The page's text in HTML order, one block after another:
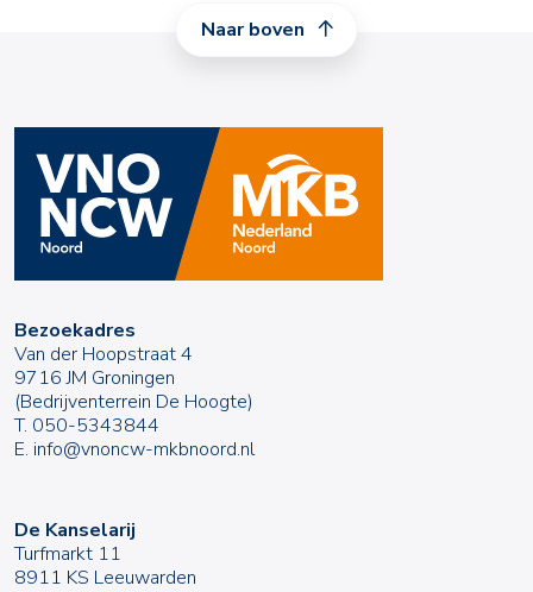
Naar boven
Bezoekadres
Van der Hoopstraat 4
9716 JM Groningen
(Bedrijventerrein De Hoogte)
T. 050-5343844
E. info@vnoncw-mkbnoord.nl
De Kanselarij
Turfmarkt 11
8911 KS Leeuwarden